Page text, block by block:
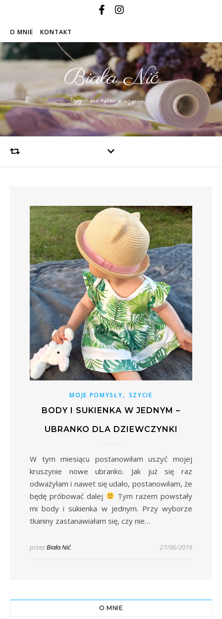
O MNIE KONTAKT
Biała Nić
Blog – nie tylko o szyciu :)
MOJE POMYSŁY, SZYCIE
BODY I SUKIENKA W JEDNYM –
UBRANKO DLA DZIEWCZYNKI
W tym miesiącu postanowiłam uszyć mojej
kruszynie nowe ubranko. Jak już się raz
odważyłam i nawet się udało, postanowiłam, że
będę próbować dalej
Tym razem powstały
mi body i sukienka w jednym. Przy wyborze
tkaniny zastanawiałam się, czy nie…
przezBiała Nić 27/06/2019
O MNIE